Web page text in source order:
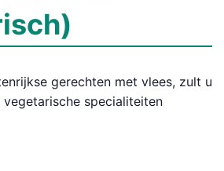
gerechten met vlees, zult u
specialiteiten